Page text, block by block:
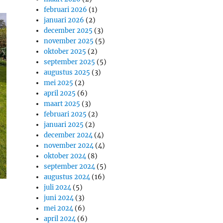
februari 2026 (1)
januari 2026 (2)
december 2025 (3)
november 2025 (5)
oktober 2025 (2)
september 2025 (5)
augustus 2025 (3)
mei 2025 (2)
april 2025 (6)
maart 2025 (3)
februari 2025 (2)
januari 2025 (2)
december 2024(4)
november 2024(4)
oktober 2024(8)
september 2024(5)
augustus 2024(16)
juli 2024(5)
juni 2024(3)
mei 2024(6)
april 2024(6)